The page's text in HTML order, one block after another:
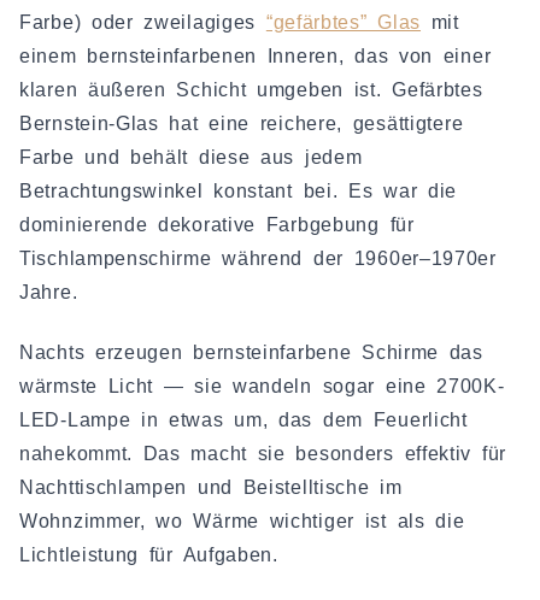
Farbe) oder zweilagiges “gefärbtes” Glas mit
einem bernsteinfarbenen Inneren, das von einer
klaren äußeren Schicht umgeben ist. Gefärbtes
Bernstein-Glas hat eine reichere, gesättigtere
Farbe und behält diese aus jedem
Betrachtungswinkel konstant bei. Es war die
dominierende dekorative Farbgebung für
Tischlampenschirme während der 1960er–1970er
Jahre.
Nachts erzeugen bernsteinfarbene Schirme das
wärmste Licht — sie wandeln sogar eine 2700K-
LED-Lampe in etwas um, das dem Feuerlicht
nahekommt. Das macht sie besonders effektiv für
Nachttischlampen und Beistelltische im
Wohnzimmer, wo Wärme wichtiger ist als die
Lichtleistung für Aufgaben.